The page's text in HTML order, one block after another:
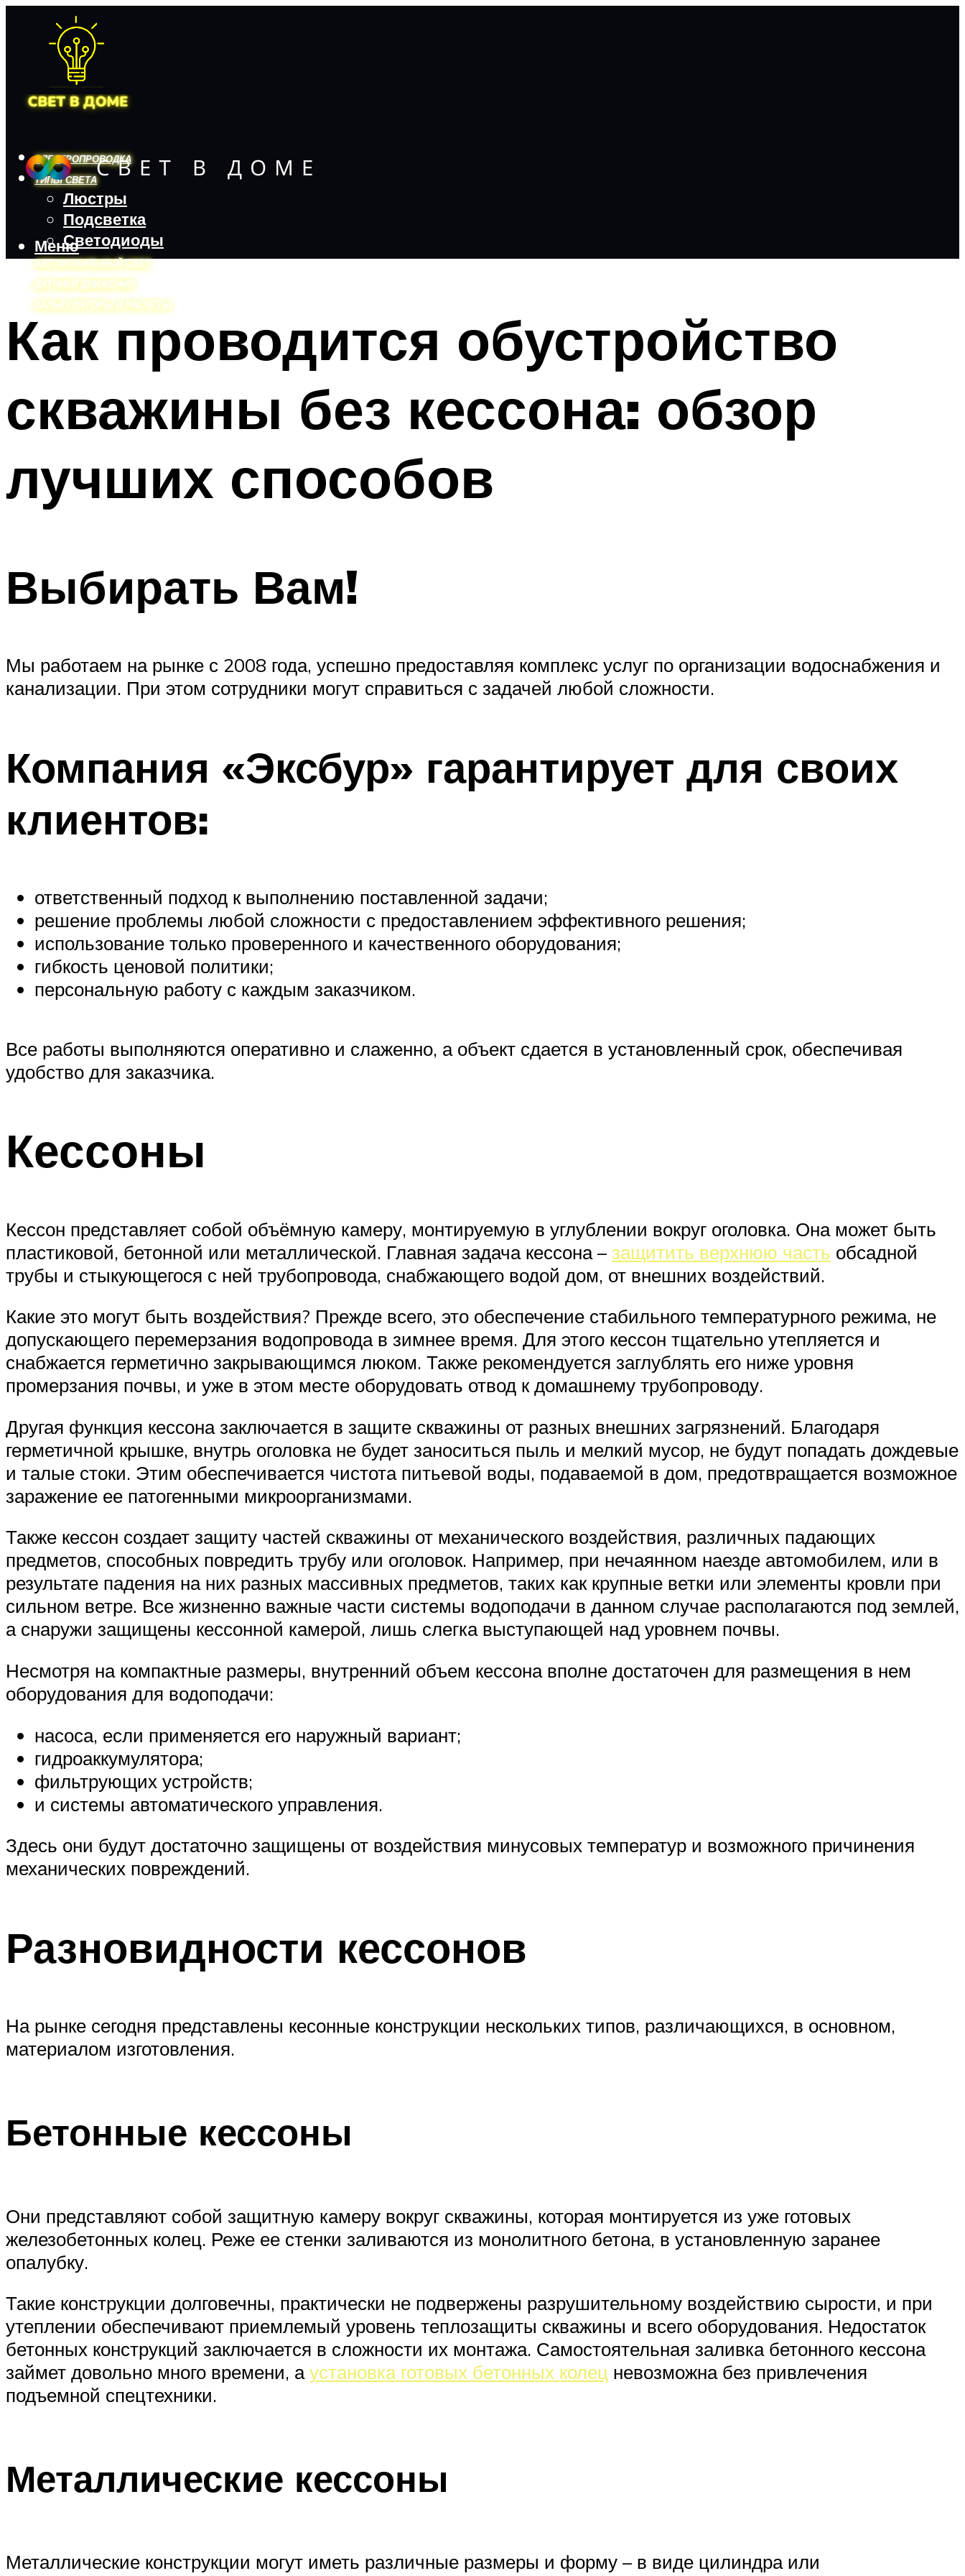
ЭЛЕКТРОПРОВОДКА
ТИПЫ СВЕТА
Люстры
Подсветка
Светодиоды
АВТОМОБИЛЬНЫЙ СВЕТ
ДАТЧИКИ ДВИЖЕНИЯ
КАЛЬКУЛЯТОРЫ И РАСЧЕТЫ
Меню
Меню
Как проводится обустройство
скважины без кессона: обзор
лучших способов
Выбирать Вам!
Мы работаем на рынке с 2008 года, успешно предоставляя комплекс услуг по организации водоснабжения и
канализации. При этом сотрудники могут справиться с задачей любой сложности.
Компания «Эксбур» гарантирует для своих
клиентов:
ответственный подход к выполнению поставленной задачи;
решение проблемы любой сложности с предоставлением эффективного решения;
использование только проверенного и качественного оборудования;
гибкость ценовой политики;
персональную работу с каждым заказчиком.
Все работы выполняются оперативно и слаженно, а объект сдается в установленный срок, обеспечивая
удобство для заказчика.
Кессоны
Кессон представляет собой объёмную камеру, монтируемую в углублении вокруг оголовка. Она может быть
пластиковой, бетонной или металлической. Главная задача кессона – защитить верхнюю часть обсадной
трубы и стыкующегося с ней трубопровода, снабжающего водой дом, от внешних воздействий.
Какие это могут быть воздействия? Прежде всего, это обеспечение стабильного температурного режима, не
допускающего перемерзания водопровода в зимнее время. Для этого кессон тщательно утепляется и
снабжается герметично закрывающимся люком. Также рекомендуется заглублять его ниже уровня
промерзания почвы, и уже в этом месте оборудовать отвод к домашнему трубопроводу.
Другая функция кессона заключается в защите скважины от разных внешних загрязнений. Благодаря
герметичной крышке, внутрь оголовка не будет заноситься пыль и мелкий мусор, не будут попадать дождевые
и талые стоки. Этим обеспечивается чистота питьевой воды, подаваемой в дом, предотвращается возможное
заражение ее патогенными микроорганизмами.
Также кессон создает защиту частей скважины от механического воздействия, различных падающих
предметов, способных повредить трубу или оголовок. Например, при нечаянном наезде автомобилем, или в
результате падения на них разных массивных предметов, таких как крупные ветки или элементы кровли при
сильном ветре. Все жизненно важные части системы водоподачи в данном случае располагаются под землей,
а снаружи защищены кессонной камерой, лишь слегка выступающей над уровнем почвы.
Несмотря на компактные размеры, внутренний объем кессона вполне достаточен для размещения в нем
оборудования для водоподачи:
насоса, если применяется его наружный вариант;
гидроаккумулятора;
фильтрующих устройств;
и системы автоматического управления.
Здесь они будут достаточно защищены от воздействия минусовых температур и возможного причинения
механических повреждений.
Разновидности кессонов
На рынке сегодня представлены кесонные конструкции нескольких типов, различающихся, в основном,
материалом изготовления.
Бетонные кессоны
Они представляют собой защитную камеру вокруг скважины, которая монтируется из уже готовых
железобетонных колец. Реже ее стенки заливаются из монолитного бетона, в установленную заранее
опалубку.
Такие конструкции долговечны, практически не подвержены разрушительному воздействию сырости, и при
утеплении обеспечивают приемлемый уровень теплозащиты скважины и всего оборудования. Недостаток
бетонных конструкций заключается в сложности их монтажа. Самостоятельная заливка бетонного кессона
займет довольно много времени, аустановка готовых бетонных колец невозможна без привлечения
подъемной спецтехники.
Металлические кессоны
Металлические конструкции могут иметь различные размеры и форму – в виде цилиндра или